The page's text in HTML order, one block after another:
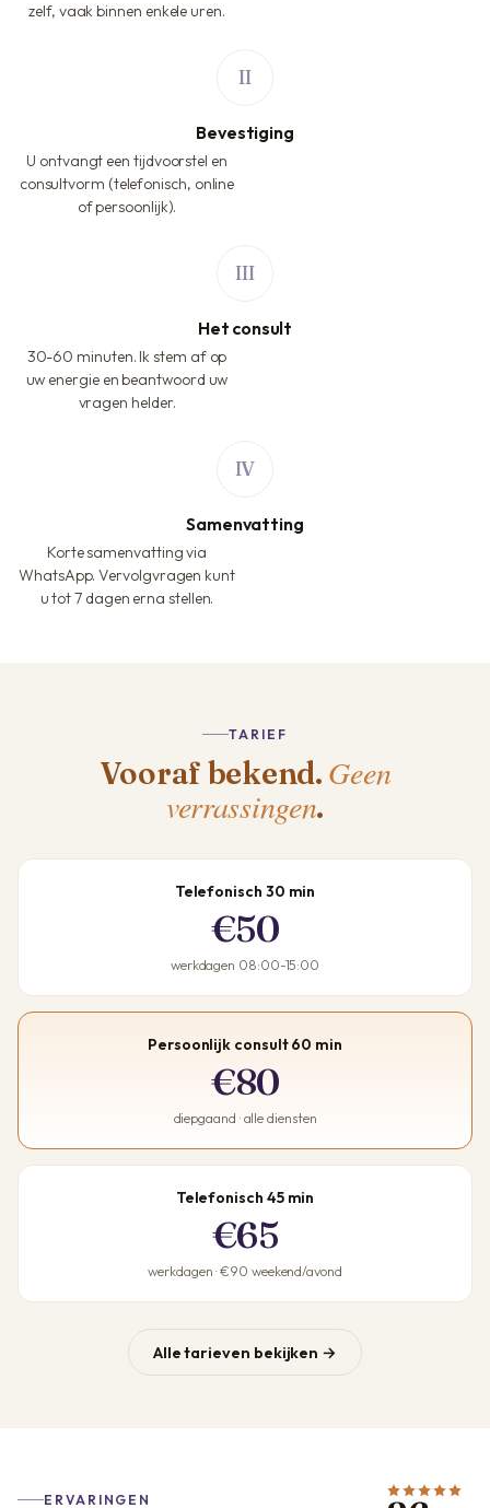
zelf, vaak binnen enkele uren.
Bevestiging
U ontvangt een tijdvoorstel en
consultvorm (telefonisch, online
of persoonlijk).
Het consult
30-60 minuten. Ik stem af op
uw energie en beantwoord uw
vragen helder.
Samenvatting
Korte samenvatting via
WhatsApp. Vervolgvragen kunt
u tot 7 dagen erna stellen.
TARIEF
Vooraf bekend. Geen
verrassingen.
Telefonisch 30 min
€50
werkdagen 08:00-15:00
Persoonlijk consult 60 min
€80
diepgaand · alle diensten
Telefonisch 45 min
€65
werkdagen · €90 weekend/avond
Alle tarieven bekijken →
ERVARINGEN